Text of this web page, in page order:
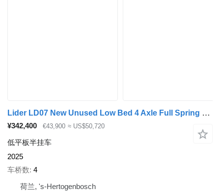
Lider LD07 New Unused Low Bed 4 Axle Full Spring 86 Ton Loading 4 UNIT
¥342,400 €43,900 ≈ US$50,720
低平板半挂车
2025
车桥数 4
荷兰, 's-Hertogenbosch